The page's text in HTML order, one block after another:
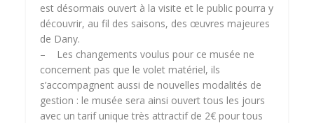
est désormais ouvert à la visite et le public pourra y
découvrir, au fil des saisons, des œuvres majeures
de Dany.
– Les changements voulus pour ce musée ne
concernent pas que le volet matériel, ils
s’accompagnent aussi de nouvelles modalités de
gestion : le musée sera ainsi ouvert tous les jours
avec un tarif unique très attractif de 2€ pour tous